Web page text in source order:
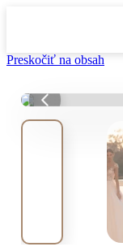
Preskočiť na obsah